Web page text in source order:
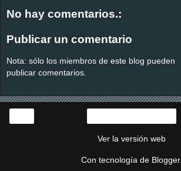
No hay comentarios.:
Publicar un comentario
Nota: sólo los miembros de este blog pueden
publicar comentarios.
Ver la versión web
Con tecnología de Blogger.